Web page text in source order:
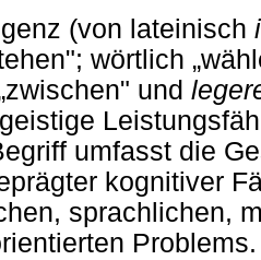
(von lateinisch
wörtlich „
zwischen" und
umfasst die
kognitiver
sprachlichen,
Problems.